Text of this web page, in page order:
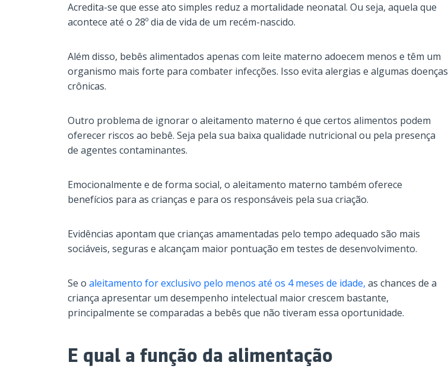
Acredita-se que esse ato simples reduz a mortalidade neonatal. Ou seja, aquela que
acontece até o 28º dia de vida de um recém-nascido.
Além disso, bebês alimentados apenas com leite materno adoecem menos e têm um
organismo mais forte para combater infecções. Isso evita alergias e algumas doenças
crônicas.
Outro problema de ignorar o aleitamento materno é que certos alimentos podem
oferecer riscos ao bebê. Seja pela sua baixa qualidade nutricional ou pela presença
de agentes contaminantes.
Emocionalmente e de forma social, o aleitamento materno também oferece
benefícios para as crianças e para os responsáveis pela sua criação.
Evidências apontam que crianças amamentadas pelo tempo adequado são mais
sociáveis, seguras e alcançam maior pontuação em testes de desenvolvimento.
Se o aleitamento for exclusivo pelo menos até os 4 meses de idade, as chances de a
criança apresentar um desempenho intelectual maior crescem bastante,
principalmente se comparadas a bebês que não tiveram essa oportunidade.
E qual a função da alimentação